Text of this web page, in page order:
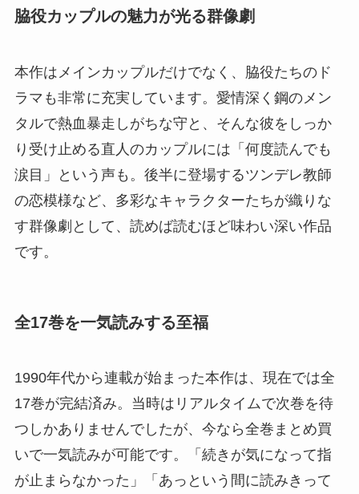
脇役カップルの魅力が光る群像劇
本作はメインカップルだけでなく、脇役たちのド
ラマも非常に充実しています。愛情深く鋼のメン
タルで熱血暴走しがちな守と、そんな彼をしっか
り受け止める直人のカップルには「何度読んでも
涙目」という声も。後半に登場するツンデレ教師
の恋模様など、多彩なキャラクターたちが織りな
す群像劇として、読めば読むほど味わい深い作品
です。
全17巻を一気読みする至福
1990年代から連載が始まった本作は、現在では全
17巻が完結済み。当時はリアルタイムで次巻を待
つしかありませんでしたが、今なら全巻まとめ買
いで一気読みが可能です。「続きが気になって指
が止まらなかった」「あっという間に読みきって